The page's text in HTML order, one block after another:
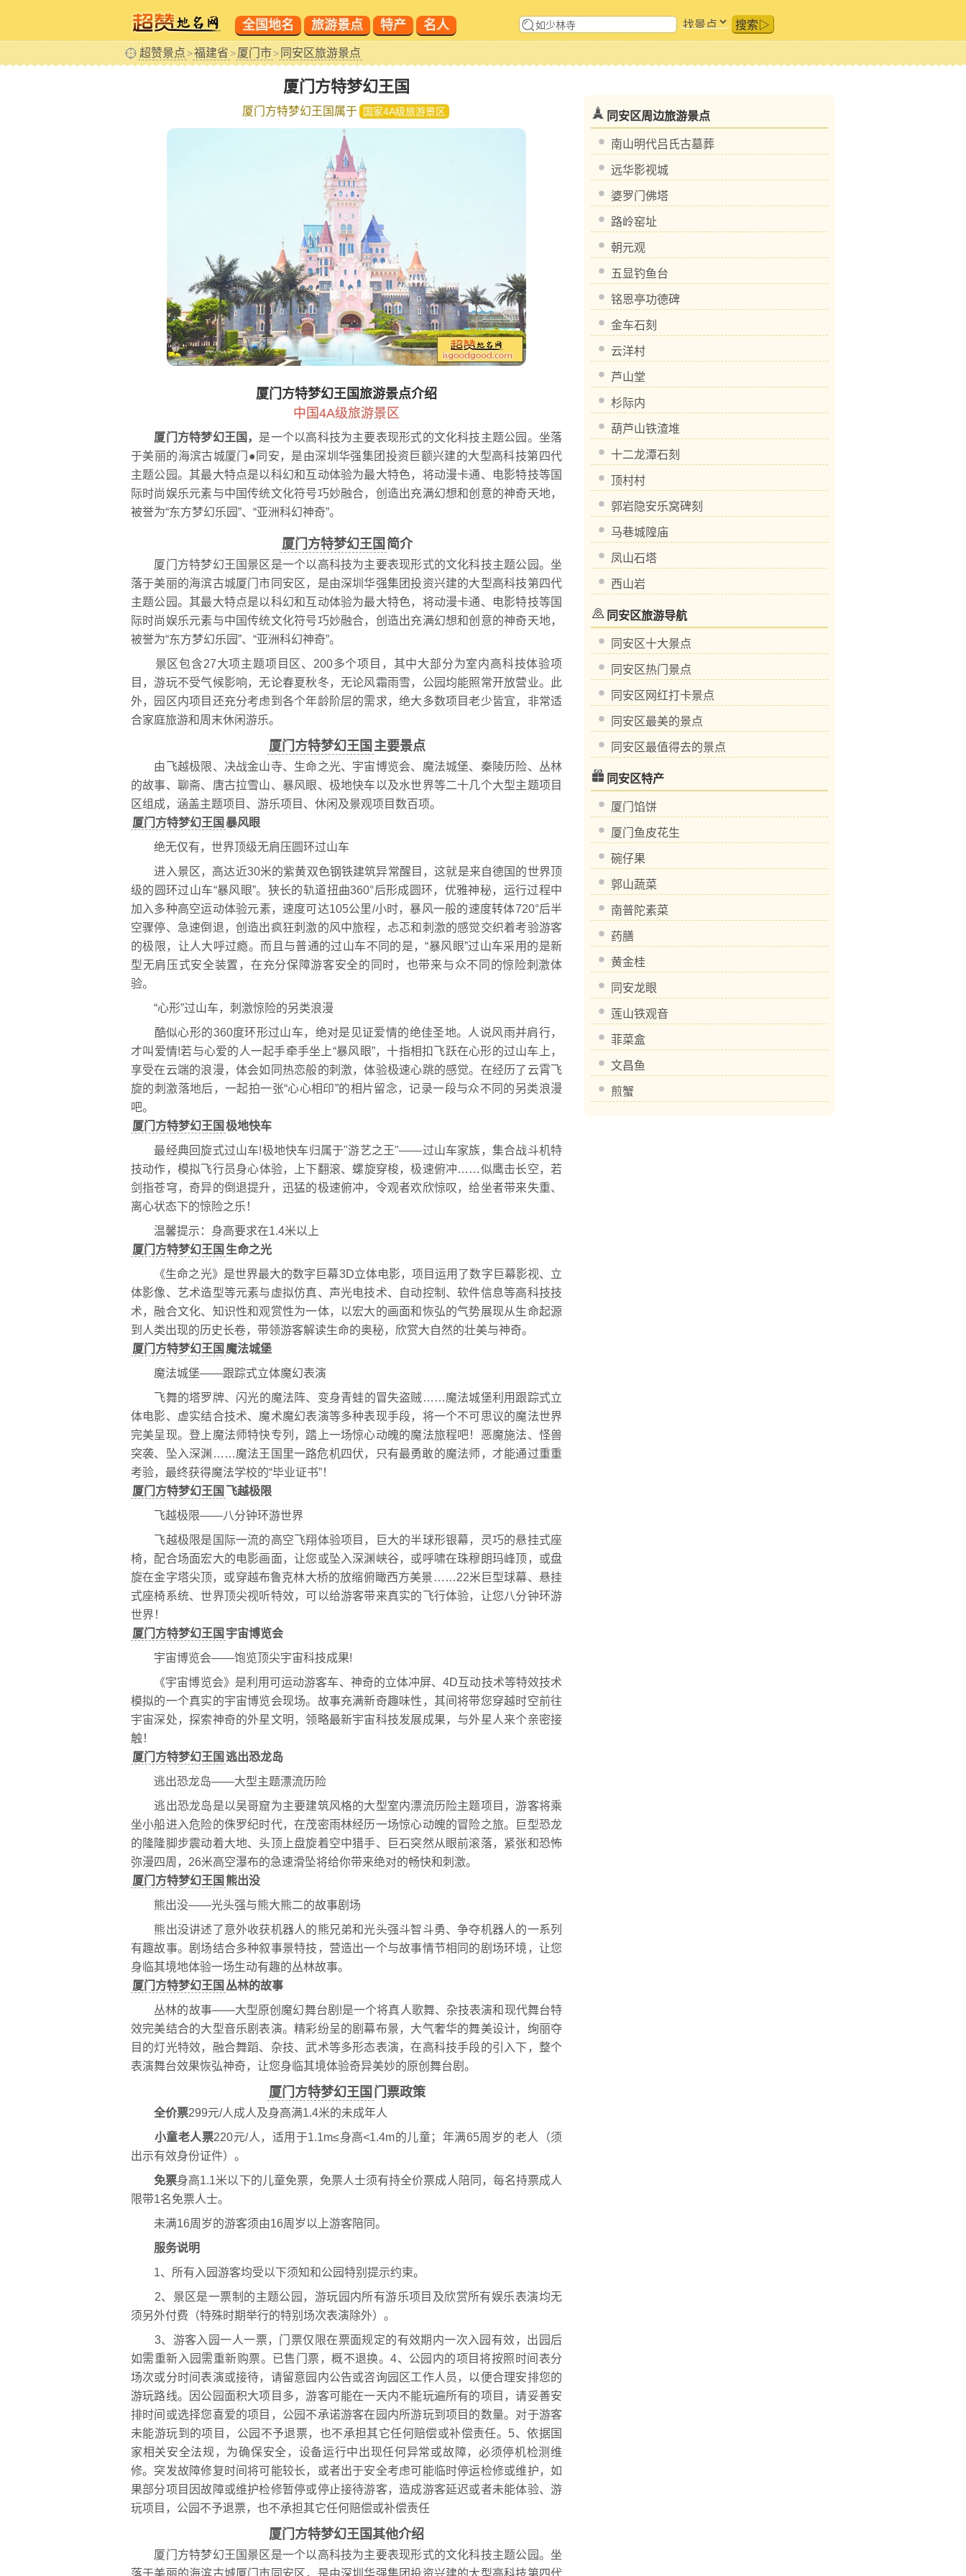
全国地名 旅游景点 特产 名人 搜索▷
超赞景点>福建省>厦门市> 同安区旅游景点
厦门方特梦幻王国
厦门方特梦幻王国属于 国家4A级旅游景区
厦门方特梦幻王国旅游景点介绍
中国4A级旅游景区
厦门方特梦幻王国， 是一个以高科技为主要表现形式的文化科技主题公园。坐落
于美丽的海滨古城厦门●同安，是由深圳华强集团投资巨额兴建的大型高科技第四代
主题公园。其最大特点是以科幻和互动体验为最大特色，将动漫卡通、电影特技等国
际时尚娱乐元素与中国传统文化符号巧妙融合，创造出充满幻想和创意的神奇天地，
被誉为“东方梦幻乐园”、“亚洲科幻神奇”。
厦门方特梦幻王国 简介
厦门方特梦幻王国景区是一个以高科技为主要表现形式的文化科技主题公园。坐
落于美丽的海滨古城厦门市同安区，是由深圳华强集团投资兴建的大型高科技第四代
主题公园。其最大特点是以科幻和互动体验为最大特色，将动漫卡通、电影特技等国
际时尚娱乐元素与中国传统文化符号巧妙融合，创造出充满幻想和创意的神奇天地，
被誉为“东方梦幻乐园”、“亚洲科幻神奇”。
景区包含27大项主题项目区、200多个项目，其中大部分为室内高科技体验项
目，游玩不受气候影响，无论春夏秋冬，无论风霜雨雪，公园均能照常开放营业。此
外，园区内项目还充分考虑到各个年龄阶层的需求，绝大多数项目老少皆宜，非常适
合家庭旅游和周末休闲游乐。
厦门方特梦幻王国 主要景点
由飞越极限、决战金山寺、生命之光、宇宙博览会、魔法城堡、秦陵历险、丛林
的故事、聊斋、唐古拉雪山、暴风眼、极地快车以及水世界等二十几个大型主题项目
区组成，涵盖主题项目、游乐项目、休闲及景观项目数百项。
厦门方特梦幻王国 暴风眼
绝无仅有，世界顶级无肩压圆环过山车
进入景区，高达近30米的紫黄双色钢铁建筑异常醒目，这就是来自德国的世界顶
级的圆环过山车“暴风眼”。狭长的轨道扭曲360°后形成圆环，优雅神秘，运行过程中
加入多种高空运动体验元素，速度可达105公里/小时，暴风一般的速度转体720°后半
空骤停、急速倒退，创造出疯狂刺激的风中旅程，忐忑和刺激的感觉交织着考验游客
的极限，让人大呼过瘾。而且与普通的过山车不同的是，“暴风眼”过山车采用的是新
型无肩压式安全装置，在充分保障游客安全的同时，也带来与众不同的惊险刺激体
验。
“心形”过山车，刺激惊险的另类浪漫
酷似心形的360度环形过山车，绝对是见证爱情的绝佳圣地。人说风雨并肩行，
才叫爱情!若与心爱的人一起手牵手坐上“暴风眼”，十指相扣飞跃在心形的过山车上，
享受在云端的浪漫，体会如同热恋般的刺激，体验极速心跳的感觉。在经历了云霄飞
旋的刺激落地后，一起拍一张“心心相印”的相片留念，记录一段与众不同的另类浪漫
吧。
厦门方特梦幻王国 极地快车
最经典回旋式过山车!极地快车归属于"游艺之王"——过山车家族，集合战斗机特
技动作，模拟飞行员身心体验，上下翻滚、螺旋穿梭，极速俯冲……似鹰击长空，若
剑指苍穹，奇异的倒退提升，迅猛的极速俯冲，令观者欢欣惊叹，给坐者带来失重、
离心状态下的惊险之乐！
温馨提示：身高要求在1.4米以上
厦门方特梦幻王国 生命之光
《生命之光》是世界最大的数字巨幕3D立体电影，项目运用了数字巨幕影视、立
体影像、艺术造型等元素与虚拟仿真、声光电技术、自动控制、软件信息等高科技技
术，融合文化、知识性和观赏性为一体，以宏大的画面和恢弘的气势展现从生命起源
到人类出现的历史长卷，带领游客解读生命的奥秘，欣赏大自然的壮美与神奇。
厦门方特梦幻王国 魔法城堡
魔法城堡——跟踪式立体魔幻表演
飞舞的塔罗牌、闪光的魔法阵、变身青蛙的冒失盗贼……魔法城堡利用跟踪式立
体电影、虚实结合技术、魔术魔幻表演等多种表现手段，将一个不可思议的魔法世界
完美呈现。登上魔法师特快专列，踏上一场惊心动魄的魔法旅程吧！恶魔施法、怪兽
突袭、坠入深渊……魔法王国里一路危机四伏，只有最勇敢的魔法师，才能通过重重
考验，最终获得魔法学校的“毕业证书”！
厦门方特梦幻王国 飞越极限
飞越极限——八分钟环游世界
飞越极限是国际一流的高空飞翔体验项目，巨大的半球形银幕，灵巧的悬挂式座
椅，配合场面宏大的电影画面，让您或坠入深渊峡谷，或呼啸在珠穆朗玛峰顶，或盘
旋在金字塔尖顶，或穿越布鲁克林大桥的放缩俯瞰西方美景……22米巨型球幕、悬挂
式座椅系统、世界顶尖视听特效，可以给游客带来真实的飞行体验，让您八分钟环游
世界！
厦门方特梦幻王国 宇宙博览会
宇宙博览会——饱览顶尖宇宙科技成果!
《宇宙博览会》是利用可运动游客车、神奇的立体冲屏、4D互动技术等特效技术
模拟的一个真实的宇宙博览会现场。故事充满新奇趣味性，其间将带您穿越时空前往
宇宙深处，探索神奇的外星文明，领略最新宇宙科技发展成果，与外星人来个亲密接
触！
厦门方特梦幻王国 逃出恐龙岛
逃出恐龙岛——大型主题漂流历险
逃出恐龙岛是以吴哥窟为主要建筑风格的大型室内漂流历险主题项目，游客将乘
坐小船进入危险的侏罗纪时代，在茂密雨林经历一场惊心动魄的冒险之旅。巨型恐龙
的隆隆脚步震动着大地、头顶上盘旋着空中猎手、巨石突然从眼前滚落，紧张和恐怖
弥漫四周，26米高空瀑布的急速滑坠将给你带来绝对的畅快和刺激。
厦门方特梦幻王国 熊出没
熊出没——光头强与熊大熊二的故事剧场
熊出没讲述了意外收获机器人的熊兄弟和光头强斗智斗勇、争夺机器人的一系列
有趣故事。剧场结合多种叙事景特技，营造出一个与故事情节相同的剧场环境，让您
身临其境地体验一场生动有趣的丛林故事。
厦门方特梦幻王国 丛林的故事
丛林的故事——大型原创魔幻舞台剧!是一个将真人歌舞、杂技表演和现代舞台特
效完美结合的大型音乐剧表演。精彩纷呈的剧幕布景，大气奢华的舞美设计，绚丽夺
目的灯光特效，融合舞蹈、杂技、武术等多形态表演，在高科技手段的引入下，整个
表演舞台效果恢弘神奇，让您身临其境体验奇异美妙的原创舞台剧。
厦门方特梦幻王国 门票政策
全价票299元/人成人及身高满1.4米的未成年人
小童老人票220元/人，适用于1.1m≤身高<1.4m的儿童；年满65周岁的老人（须
出示有效身份证件）。
免票身高1.1米以下的儿童免票，免票人士须有持全价票成人陪同，每名持票成人
限带1名免票人士。
未满16周岁的游客须由16周岁以上游客陪同。
服务说明
1、所有入园游客均受以下须知和公园特别提示约束。
2、景区是一票制的主题公园，游玩园内所有游乐项目及欣赏所有娱乐表演均无
须另外付费（特殊时期举行的特别场次表演除外）。
3、游客入园一人一票，门票仅限在票面规定的有效期内一次入园有效，出园后
如需重新入园需重新购票。已售门票，概不退换。4、公园内的项目将按照时间表分
场次或分时间表演或接待，请留意园内公告或咨询园区工作人员，以便合理安排您的
游玩路线。因公园面积大项目多，游客可能在一天内不能玩遍所有的项目，请妥善安
排时间或选择您喜爱的项目，公园不承诺游客在园内所游玩到项目的数量。对于游客
未能游玩到的项目，公园不予退票，也不承担其它任何赔偿或补偿责任。5、依据国
家相关安全法规，为确保安全，设备运行中出现任何异常或故障，必须停机检测维
修。突发故障修复时间将可能较长，或者出于安全考虑可能临时停运检修或维护，如
果部分项目因故障或维护检修暂停或停止接待游客，造成游客延迟或者未能体验、游
玩项目，公园不予退票，也不承担其它任何赔偿或补偿责任
厦门方特梦幻王国其他介绍
厦门方特梦幻王国景区是一个以高科技为主要表现形式的文化科技主题公园。坐
落于美丽的海滨古城厦门市同安区，是由深圳华强集团投资兴建的大型高科技第四代
同安区周边旅游景点
南山明代吕氏古墓葬
远华影视城
婆罗门佛塔
路岭窑址
朝元观
五显钓鱼台
铭恩亭功德碑
金车石刻
云洋村
芦山堂
杉际内
葫芦山铁渣堆
十二龙潭石刻
顶村村
郭岩隐安乐窝碑刻
马巷城隍庙
凤山石塔
西山岩
同安区旅游导航
同安区十大景点
同安区热门景点
同安区网红打卡景点
同安区最美的景点
同安区最值得去的景点
同安区特产
厦门馅饼
厦门鱼皮花生
碗仔果
郭山蔬菜
南普陀素菜
药膳
黄金桂
同安龙眼
莲山铁观音
菲菜盒
文昌鱼
煎蟹